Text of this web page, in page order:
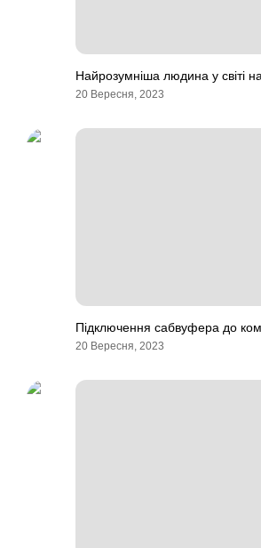
Найрозумніша людина у світі
20 Вересня, 2023
Підключення сабвуфера до
20 Вересня, 2023